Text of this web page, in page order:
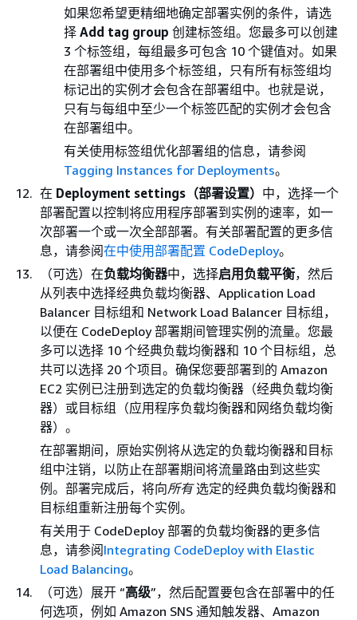
如果您希望更精细地确定部署实例的条件，请选
择 Add tag group 创建标签组。您最多可以创建
3 个标签组，每组最多可包含 10 个键值对。如果
在部署组中使用多个标签组，只有所有标签组均
标记出的实例才会包含在部署组中。也就是说，
只有与每组中至少一个标签匹配的实例才会包含
在部署组中。
有关使用标签组优化部署组的信息，请参阅
Tagging Instances for Deployments。
在 Deployment settings（部署设置） 中，选择一个
部署配置以控制将应用程序部署到实例的速率，如一
次部署一个或一次全部部署。有关部署配置的更多信
息，请参阅在中使用部署配置 CodeDeploy。
（可选）在负载均衡器中，选择启用负载平衡，然后
从列表中选择经典负载均衡器、Application Load
Balancer 目标组和 Network Load Balancer 目标组，
以便在 CodeDeploy 部署期间管理实例的流量。您最
多可以选择 10 个经典负载均衡器和 10 个目标组，总
共可以选择 20 个项目。确保您要部署到的 Amazon
EC2 实例已注册到选定的负载均衡器（经典负载均衡
器）或目标组（应用程序负载均衡器和网络负载均衡
器）。
在部署期间，原始实例将从选定的负载均衡器和目标
组中注销，以防止在部署期间将流量路由到这些实
例。部署完成后，将向所有选定的经典负载均衡器和
目标组重新注册每个实例。
有关用于 CodeDeploy 部署的负载均衡器的更多信
息，请参阅Integrating CodeDeploy with Elastic
Load Balancing。
（可选）展开 “高级”，然后配置要包含在部署中的任
何选项，例如 Amazon SNS 通知触发器、Amazon